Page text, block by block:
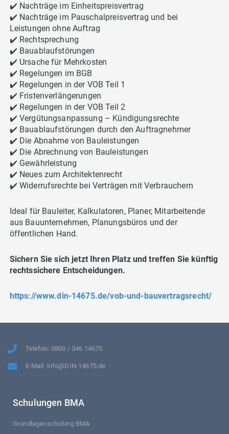
✔️ Nachträge im Einheitspreisvertrag
✔️ Nachträge im Pauschalpreisvertrag und bei
Leistungen ohne Auftrag
✔️ Rechtsprechung
✔️ Bauablaufstörungen
✔️ Ursache für Mehrkosten
✔️ Regelungen im BGB
✔️ Regelungen in der VOB Teil 1
✔️ Fristenverlängerungen
✔️ Regelungen in der VOB Teil 2
✔️ Vergütungsanpassung – Kündigungsrechte
✔️ Bauablaufstörungen durch den Auftragnehmer
✔️ Die Abnahme von Bauleistungen
✔️ Die Abrechnung von Bauleistungen
✔️ Gewährleistung
✔️ Neues zum Architektenrecht
✔️ Widerrufsrechte bei Verträgen mit Verbrauchern
Ideal für Bauleiter, Kalkulatoren, Planer, Mitarbeitende
aus Bauunternehmen, Planungsbüros und der
öffentlichen Hand.
Sichern Sie sich jetzt Ihren Platz und treffen Sie künftig
rechtssichere Entscheidungen.
https://www.din-14675.de/vob-und-bauvertragsrecht/
Telefon: 0800 / 346 14675
E-Mail: info@DIN-14675.de
Schulungen BMA
Grundlagenschulung BMA